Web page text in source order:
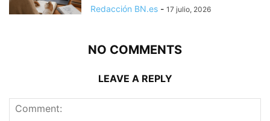
Redacción BN.es - 17 julio, 2026
NO COMMENTS
LEAVE A REPLY